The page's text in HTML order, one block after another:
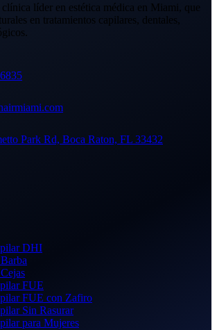
líder en estética médica en Miami, que
en tratamientos capilares, dentales,
Park Rd, Boca Raton, FL 33432
DHI
FUE
FUE con Zafiro
Sin Rasurar
para Mujeres